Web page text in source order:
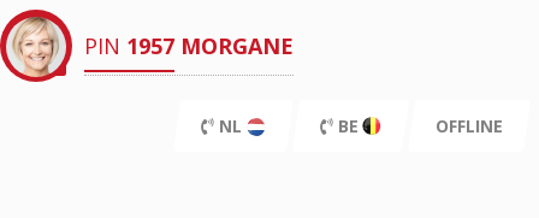
PIN 1957 MORGANE
NL BE OFFLINE